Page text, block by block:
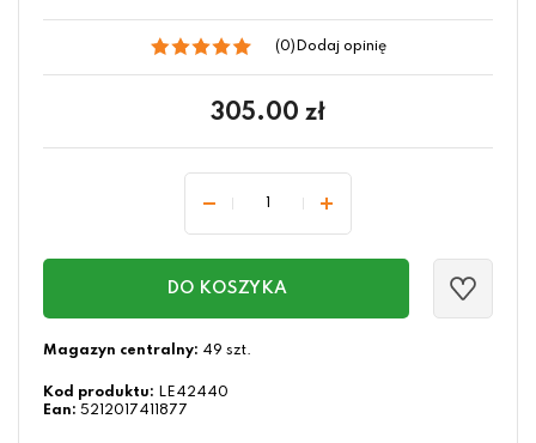
(0) Dodaj opinię
305.00 zł
DO KOSZYKA
Magazyn centralny: 49 szt.
Kod produktu: LE42440
Ean: 5212017411877